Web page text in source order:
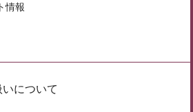
情報
について